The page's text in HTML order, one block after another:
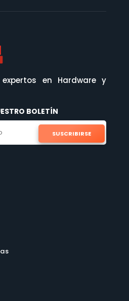
en Hardware y
BOLETÍN